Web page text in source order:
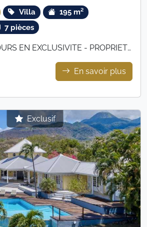
Villa
195 m²
7 pièces
EN EXCLUSIVITE - PROPRIETE
En savoir plus
Exclusif